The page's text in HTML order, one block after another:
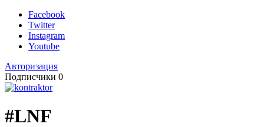
Facebook
Twitter
Instagram
Youtube
Авторизация
Подписчики 0
#LNF